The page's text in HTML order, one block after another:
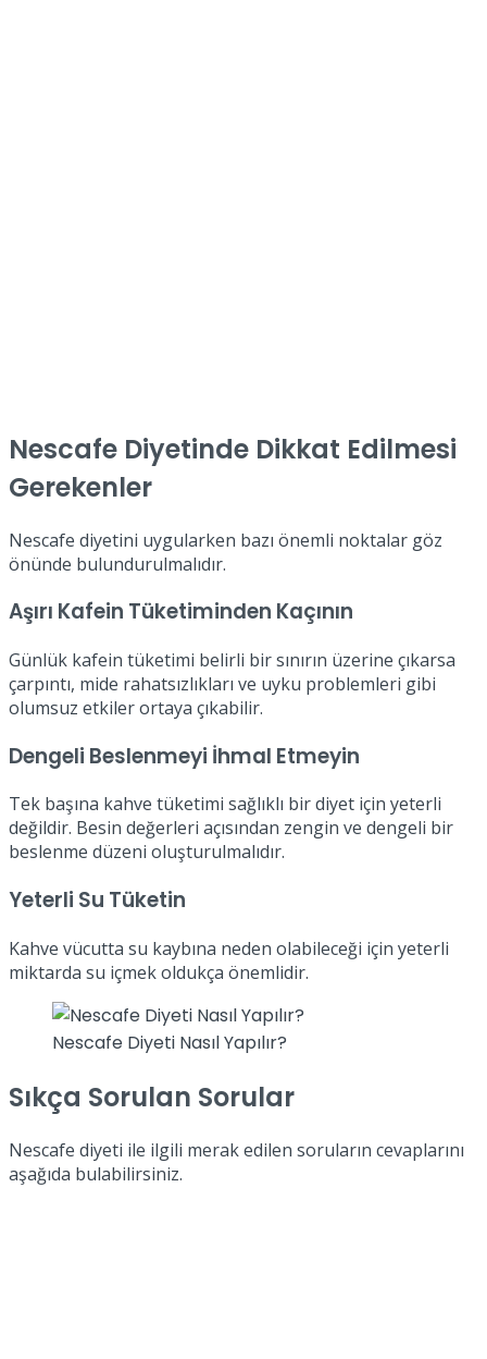
Nescafe Diyetinde Dikkat Edilmesi
Gerekenler
Nescafe diyetini uygularken bazı önemli noktalar göz
önünde bulundurulmalıdır.
Aşırı Kafein Tüketiminden Kaçının
Günlük kafein tüketimi belirli bir sınırın üzerine çıkarsa
çarpıntı, mide rahatsızlıkları ve uyku problemleri gibi
olumsuz etkiler ortaya çıkabilir.
Dengeli Beslenmeyi İhmal Etmeyin
Tek başına kahve tüketimi sağlıklı bir diyet için yeterli
değildir. Besin değerleri açısından zengin ve dengeli bir
beslenme düzeni oluşturulmalıdır.
Yeterli Su Tüketin
Kahve vücutta su kaybına neden olabileceği için yeterli
miktarda su içmek oldukça önemlidir.
Nescafe Diyeti Nasıl Yapılır?
Sıkça Sorulan Sorular
Nescafe diyeti ile ilgili merak edilen soruların cevaplarını
aşağıda bulabilirsiniz.